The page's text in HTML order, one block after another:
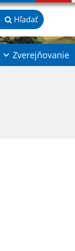
Hľadať
Zverejňovanie